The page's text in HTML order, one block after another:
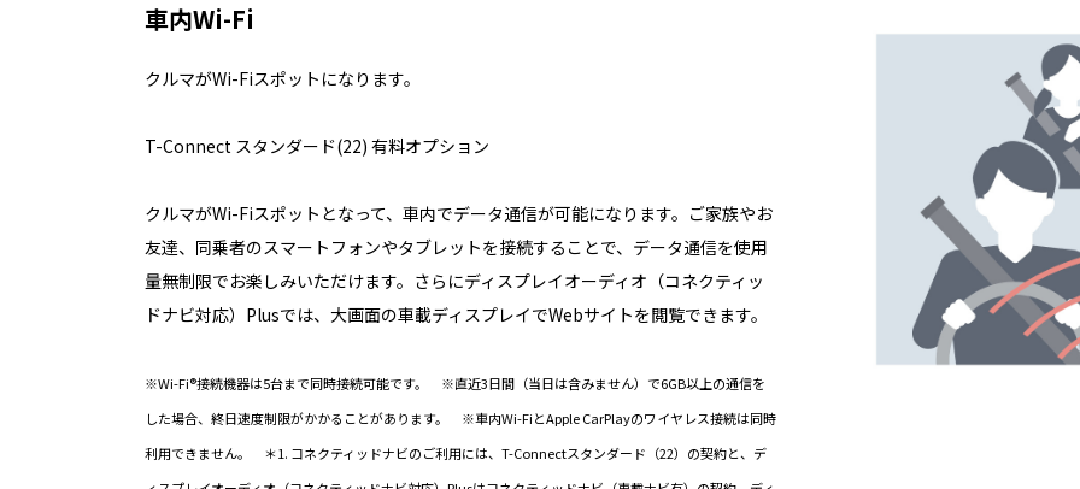
車内Wi-Fi
クルマがWi-Fiスポットになります。
T-Connect スタンダード(22) 有料オプション
クルマがWi-Fiスポットとなって、車内でデータ通信が可能になります。ご家族やお
友達、同乗者のスマートフォンやタブレットを接続することで、データ通信を使用
量無制限でお楽しみいただけます。さらにディスプレイオーディオ（コネクティッ
ドナビ対応）Plusでは、大画面の車載ディスプレイでWebサイトを閲覧できます。
※Wi-Fi®接続機器は5台まで同時接続可能です。 ※直近3日間（当日は含みません）で6GB以上の通信を
した場合、終日速度制限がかかることがあります。 ※車内Wi-FiとApple CarPlayのワイヤレス接続は同時
利用できません。 ＊1. コネクティッドナビのご利用には、T-Connectスタンダード（22）の契約と、デ